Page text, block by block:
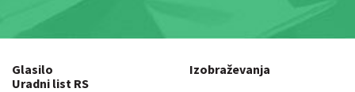
Glasilo
Uradni list RS
Izobraževanja